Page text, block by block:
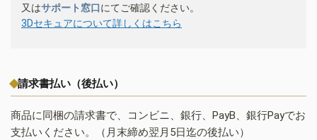
又はサポート窓口にてご確認ください。
3Dセキュアについて詳しくはこちら
請求書払い（後払い）
商品に同梱の請求書で、コンビニ、銀行、PayB、銀行Payでお
支払いください。（月末締め翌月5日迄の後払い）